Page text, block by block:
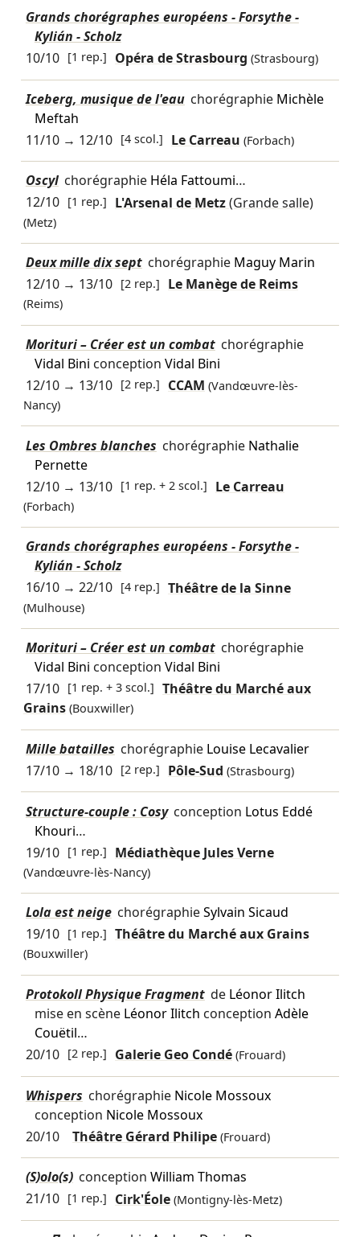
Grands chorégraphes européens - Forsythe -
Kylián - Scholz
10/10 [1 rep.] Opéra de Strasbourg (Strasbourg)
Iceberg, musique de l'eau chorégraphie Michèle
Meftah
11/10→ 12/10 [4 scol.] Le Carreau (Forbach)
Oscyl chorégraphie Héla Fattoumi…
12/10 [1 rep.] L'Arsenal de Metz(Grande salle)
(Metz)
Deux mille dix sept chorégraphie Maguy Marin
12/10→ 13/10 [2 rep.] Le Manège de Reims
(Reims)
Morituri – Créer est un combat chorégraphie
Vidal Bini conception Vidal Bini
12/10→ 13/10 [2 rep.] CCAM (Vandœuvre-lès-
Nancy)
Les Ombres blanches chorégraphie Nathalie
Pernette
12/10→ 13/10 [1 rep. + 2 scol.] Le Carreau
(Forbach)
Grands chorégraphes européens - Forsythe -
Kylián - Scholz
16/10→ 22/10 [4 rep.] Théâtre de la Sinne
(Mulhouse)
Morituri – Créer est un combat chorégraphie
Vidal Bini conception Vidal Bini
17/10 [1 rep. + 3 scol.] Théâtre du Marché aux
Grains (Bouxwiller)
Mille batailles chorégraphie Louise Lecavalier
17/10→ 18/10 [2 rep.] Pôle-Sud (Strasbourg)
Structure-couple : Cosy conception Lotus Eddé
Khouri…
19/10 [1 rep.] Médiathèque Jules Verne
(Vandœuvre-lès-Nancy)
Lola est neige chorégraphieSylvain Sicaud
19/10 [1 rep.] Théâtre du Marché aux Grains
(Bouxwiller)
Protokoll Physique Fragment de Léonor Ilitch
mise en scène Léonor Ilitch conception Adèle
Couëtil…
20/10 [2 rep.] Galerie Geo Condé (Frouard)
Whispers chorégraphie Nicole Mossoux
conception Nicole Mossoux
20/10
Théâtre Gérard Philipe (Frouard)
(S)olo(s) conception William Thomas
21/10 [1 rep.] Cirk'Éole (Montigny-lès-Metz)